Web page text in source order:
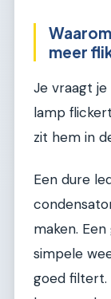
meer
Je vraagt
lamp
zit hem in
Een dure
maken.
simpele
goed filtert.